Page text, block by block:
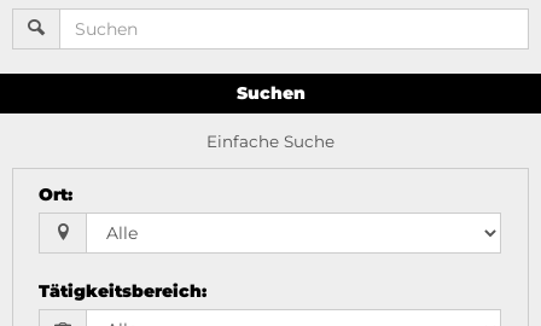
Suchen
Einfache Suche
Ort:
Tätigkeitsbereich: